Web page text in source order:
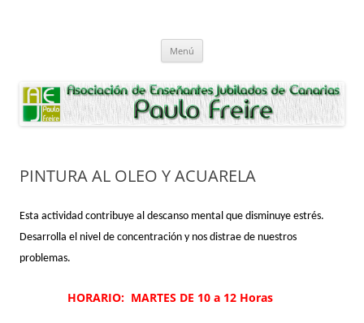
Paulo Freire
Menú
PINTURA AL OLEO Y ACUARELA
Esta actividad contribuye al descanso mental que disminuye estrés.
Desarrolla el nivel de concentración y nos distrae de nuestros
problemas.
HORARIO: MARTES DE 10 a 12 Horas